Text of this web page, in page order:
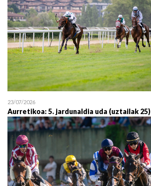
23/07/2026
Aurretikoa: 5. jardunaldia uda (uztailak 25)